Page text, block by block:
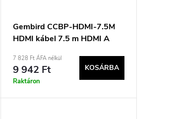
Gembird CCBP-HDMI-7.5M
HDMI kábel 7.5 m HDMI A
7 828 Ft ÁFA nélkül
9 942 Ft
Raktáron
KOSÁRBA